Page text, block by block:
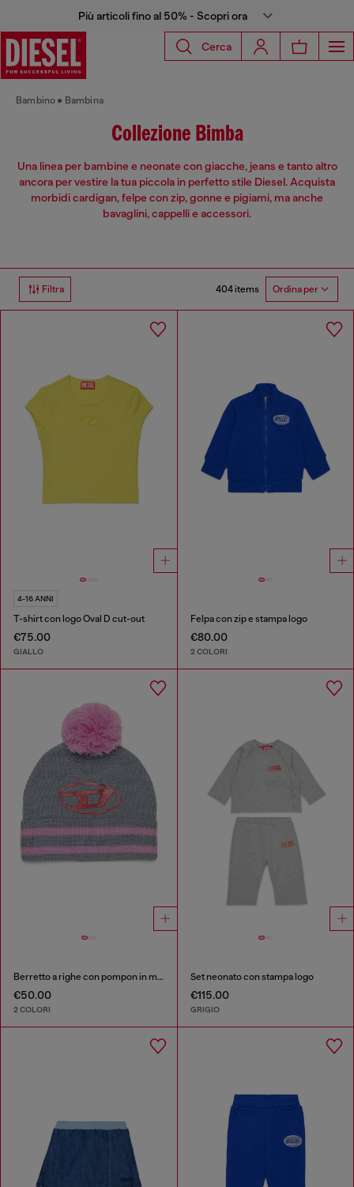
Più articoli fino al 50% - Scopri ora
Cerca
Bambino Bambina
Collezione Bimba
Una linea per bambine e neonate con giacche, jeans e tanto altro
ancora per vestire la tua piccola in perfetto stile Diesel. Acquista
morbidi cardigan, felpe con zip, gonne e pigiami, ma anche
bavaglini, cappelli e accessori.
Filtra 404 items Ordina per
4-16 ANNI
T-shirt con logo Oval D cut-out
€75.00
GIALLO
Felpa con zip e stampa logo
€80.00
2 COLORI
Berretto a righe con pompon in misto lana
€50.00
2 COLORI
Set neonato con stampa logo
€115.00
GRIGIO